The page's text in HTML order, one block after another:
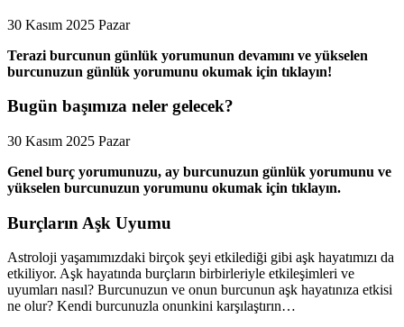
30 Kasım 2025 Pazar
Terazi burcunun günlük yorumunun devamını ve yükselen
burcunuzun günlük yorumunu okumak için tıklayın!
Bugün başımıza neler gelecek?
30 Kasım 2025 Pazar
Genel burç yorumunuzu, ay burcunuzun günlük yorumunu ve
yükselen burcunuzun yorumunu okumak için tıklayın.
Burçların Aşk Uyumu
Astroloji yaşamımızdaki birçok şeyi etkilediği gibi aşk hayatımızı da
etkiliyor. Aşk hayatında burçların birbirleriyle etkileşimleri ve
uyumları nasıl? Burcunuzun ve onun burcunun aşk hayatınıza etkisi
ne olur? Kendi burcunuzla onunkini karşılaştırın…